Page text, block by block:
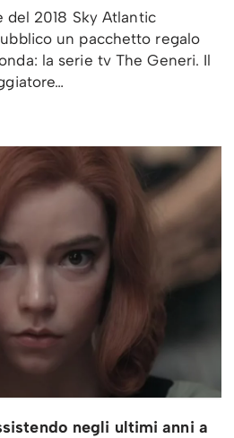
del 2018 Sky Atlantic
un pacchetto regalo
la serie tv The Generi. Il
negli ultimi anni a